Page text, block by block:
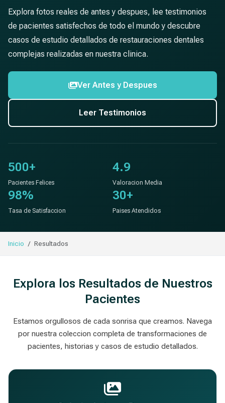
Explora fotos reales de antes y despues, lee testimonios
de pacientes satisfechos de todo el mundo y descubre
casos de estudio detallados de restauraciones dentales
complejas realizadas en nuestra clinica.
Ver Antes y Despues
Leer Testimonios
500+
Pacientes Felices
4.9
Valoracion Media
98%
Tasa de Satisfaccion
30+
Paises Atendidos
Inicio Resultados
Explora los Resultados de Nuestros
Pacientes
Estamos orgullosos de cada sonrisa que creamos. Navega
por nuestra coleccion completa de transformaciones de
pacientes, historias y casos de estudio detallados.